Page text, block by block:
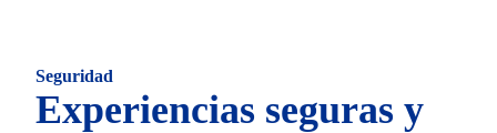
Seguridad
Experiencias seguras y